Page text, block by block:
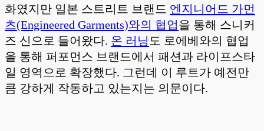
화였지만 일본 스트리트 브랜드 엔지니어드 가먼
츠(Engineered Garments)와의 협업을 통해 스니커
즈 신으로 들어왔다. 온 러닝 도 로에베와의 협업
을 통해 퍼포먼스 브랜드에서 패션과 라이프스타
일 영역으로 확장했다. 그런데 이 루트가 예전만
큼 강하게 작동하고 있는지는 의문이다.